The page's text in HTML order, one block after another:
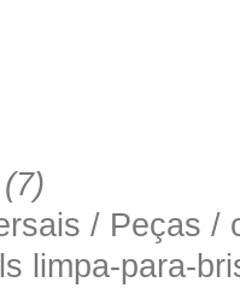
(7)
/ Peças
limpa-para-